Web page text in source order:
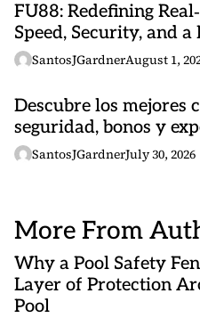
FU88: Redefining
Speed, Security, and
SantosJGardnerAugust 1,
Descubre los mejores
seguridad, bonos y
SantosJGardnerJuly 30, 2026
More From
Why a Pool Safety
Layer of Protection
Pool